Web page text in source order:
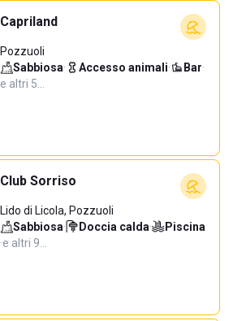
Capriland
Pozzuoli
Sabbiosa· Accesso animali· Bar·
e altri 5…
Club Sorriso
Lido di Licola, Pozzuoli
Sabbiosa· Doccia calda·
Piscina
·e altri 9…